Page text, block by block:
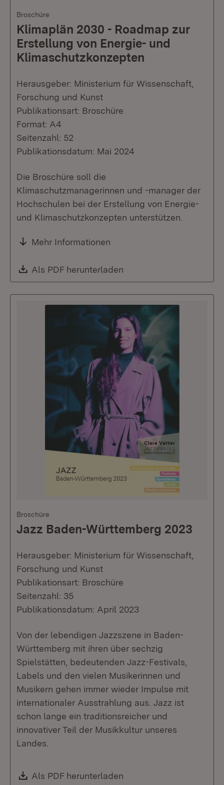
Broschüre
Klimaplän 2030 - Roadmap zur
Erstellung von Energie- und
Klimaschutzkonzepten
Herausgeber: Ministerium für Wissenschaft,
Forschung und Kunst
Publikationsart: Broschüre
Format: A4
Seitenzahl: 52
Publikationsdatum: Mai 2024
Die Broschüre soll die
Klimaschutzmanagerinnen und -manager der
Hochschulen bei der Erstellung von Energie-
und Klimaschutzkonzepten unterstützen.
Mehr Informationen
Download:
Als PDF herunterladen
Broschüre
Jazz Baden-Württemberg 2023
Herausgeber: Ministerium für Wissenschaft,
Forschung und Kunst
Publikationsart: Broschüre
Seitenzahl: 35
Publikationsdatum: April 2023
Von der lebendigen Jazzszene in Baden-
Württemberg mit ihren über sechzig
Spielstätten, bedeutenden Jazz-Festivals,
Labels und den vielen Musikerinnen und
Musikern gehen immer wieder Impulse mit
internationaler Ausstrahlung aus. Jazz ist
schon lange ein traditionsreicher und
innovativer Teil der Musikkultur unseres
Landes.
Download:
Als PDF herunterladen